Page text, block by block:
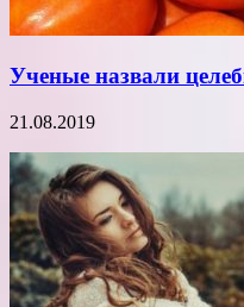
Ученые назвали
21.08.2019